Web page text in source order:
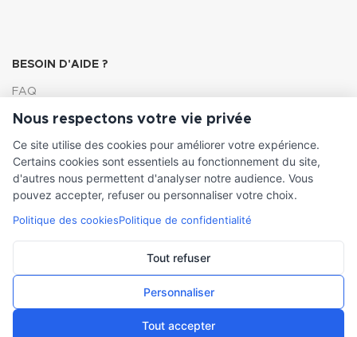
BESOIN D'AIDE ?
FAQ
Lexique
Comment choisir ma pompe
INFORMATIONS LÉGALES
Mentions légales
Nous respectons votre vie privée
Ce site utilise des cookies pour améliorer votre expérience.
Certains cookies sont essentiels au fonctionnement du site,
d'autres nous permettent d'analyser notre audience. Vous
pouvez accepter, refuser ou personnaliser votre choix.
Politique des cookiesPolitique de confidentialité
Tout refuser
Personnaliser
Tout accepter